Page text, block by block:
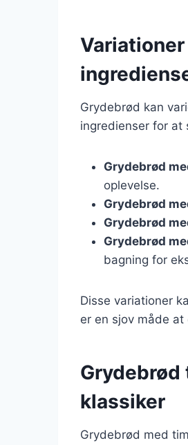
Grydebrød kan
ingredienser for at
Grydebrød
oplevelse.
Grydebrød
Grydebrød
Grydebrød
bagning for
Disse variationer
er en sjov måde
klassiker
Grydebrød med